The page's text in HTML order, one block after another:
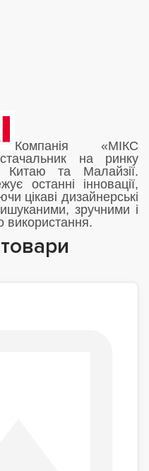
Компанія «МІКС
на ринку
Китаю та Малайзії.
останні інновації,
цікаві дизайнерські
зручними і